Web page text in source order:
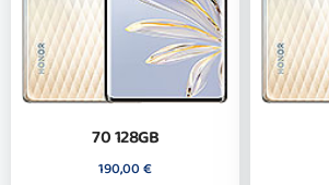
70 128GB
190,00€